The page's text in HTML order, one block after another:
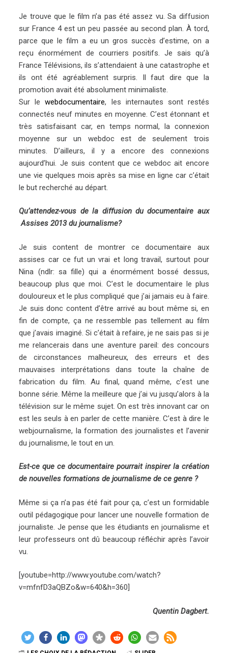
Je trouve que le film n’a pas été assez vu. Sa diffusion
sur France 4 est un peu passée au second plan. À tord,
parce que le film a eu un gros succès d’estime, on a
reçu énormément de courriers positifs. Je sais qu’à
France Télévisions, ils s’attendaient à une catastrophe et
ils ont été agréablement surpris. Il faut dire que la
promotion avait été absolument minimaliste.
Sur lewebdocumentaire, les internautes sont restés
connectés neuf minutes en moyenne. C’est étonnant et
très satisfaisant car, en temps normal, la connexion
moyenne sur un webdoc est de seulement trois
minutes. D’ailleurs, il y a encore des connexions
aujourd’hui. Je suis content que ce webdoc ait encore
une vie quelques mois après sa mise en ligne car c’était
le but recherché au départ.
Qu’attendez-vous de la diffusion du documentaire aux
Assises 2013 du journalisme?
Je suis content de montrer ce documentaire aux
assises car ce fut un vrai et long travail, surtout pour
Nina (ndlr: sa fille) qui a énormément bossé dessus,
beaucoup plus que moi. C’est le documentaire le plus
douloureux et le plus compliqué que j’ai jamais eu à faire.
Je suis donc content d’être arrivé au bout même si, en
fin de compte, ça ne ressemble pas tellement au film
que j’avais imaginé. Si c’était à refaire, je ne sais pas si je
me relancerais dans une aventure pareil: des concours
de circonstances malheureux, des erreurs et des
mauvaises interprétations dans toute la chaîne de
fabrication du film. Au final, quand même, c’est une
bonne série. Même la meilleure que j’ai vu jusqu’alors à la
télévision sur le même sujet. On est très innovant car on
est les seuls à en parler de cette manière. C’est à dire le
webjournalisme, la formation des journalistes et l’avenir
du journalisme, le tout en un.
Est-ce que ce documentaire pourrait inspirer la création
de nouvelles formations de journalisme de ce genre ?
Même si ça n’a pas été fait pour ça, c’est un formidable
outil pédagogique pour lancer une nouvelle formation de
journaliste. Je pense que les étudiants en journalisme et
leur professeurs ont dû beaucoup réfléchir après l’avoir
vu.
[youtube=http://www.youtube.com/watch?
v=mfnfD3aQBZo&w=640&h=360]
Quentin Dagbert.